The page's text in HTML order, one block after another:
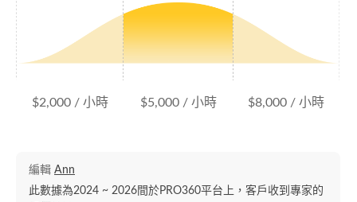
$2,000 / 小時 $5,000 / 小時 $8,000 / 小時
編輯 Ann
此數據為2024 ~ 2026間於PRO360平台上，客戶收到專家的